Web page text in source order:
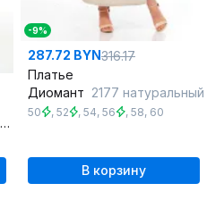
-9%
287.72 BYN316.17
Платье
Диомант 2177 натуральный
50 , 52 , 54, 56 , 58, 60
В корзину